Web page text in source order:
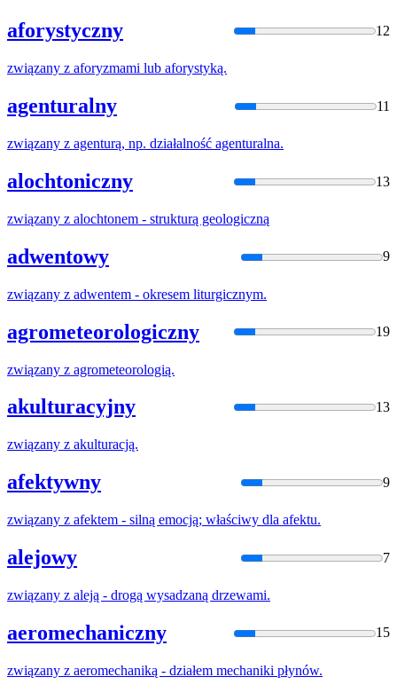
aforystyczny 12
związany z aforyzmami lub aforystyką.
agenturalny 11
związany z agenturą, np. działalność agenturalna.
alochtoniczny 13
związany z alochtonem - strukturą geologiczną
adwentowy 9
związany z adwentem - okresem liturgicznym.
agrometeorologiczny 19
związany z agrometeorologią.
akulturacyjny 13
związany z akulturacją.
afektywny 9
związany z afektem - silną emocją; właściwy dla afektu.
alejowy 7
związany z aleją - drogą wysadzaną drzewami.
aeromechaniczny 15
związany z aeromechaniką - działem mechaniki płynów.